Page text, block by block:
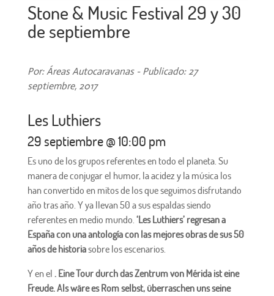
Stone & Music Festival 29 y 30
de septiembre
Por: Áreas Autocaravanas - Publicado: 27
septiembre, 2017
Les Luthiers
29 septiembre @ 10:00 pm
Es uno de los grupos referentes en todo el planeta. Su
manera de conjugar el humor, la acidez y la música los
han convertido en mitos de los que seguimos disfrutando
año tras año. Y ya llevan 50 a sus espaldas siendo
referentes en medio mundo. ‘Les Luthiers’ regresan a
España con una antología con las mejores obras de sus 50
años de historiasobre los escenarios.
Y en el . Eine Tour durch das Zentrum von Mérida ist eine
Freude. Als wäre es Rom selbst, überraschen uns seine